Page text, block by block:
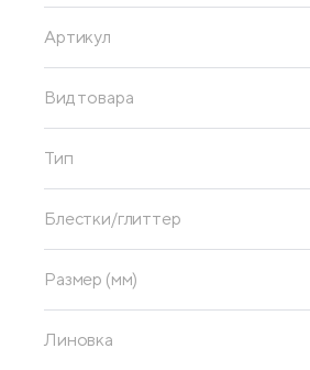
Артикул
Вид товара
Тип
Блестки/глиттер
Размер (мм)
Линовка